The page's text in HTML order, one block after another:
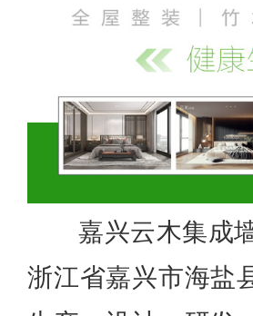
嘉兴云木集成
浙江省嘉兴市海盐